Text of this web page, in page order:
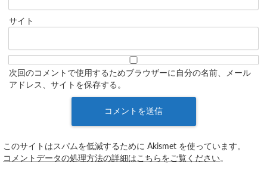
サイト
次回のコメントで使用するためブラウザーに自分の名前、メール
アドレス、サイトを保存する。
このサイトはスパムを低減するために Akismet を使っています。
コメントデータの処理方法の詳細はこちらをご覧ください。